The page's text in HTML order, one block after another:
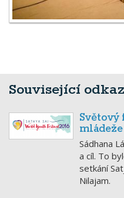
Související
Světový
mládeže
Sádhana
a cíl. To
setkání
Nilajam.